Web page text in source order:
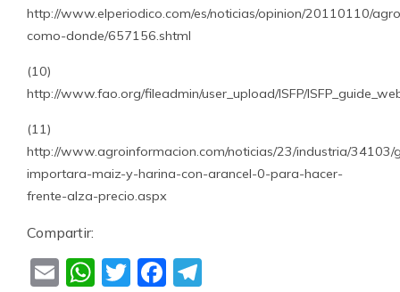
http://www.elperiodico.com/es/noticias/opinion/20110110/
como-donde/657156.shtml
(10)
http://www.fao.org/fileadmin/user_upload/ISFP/
(11)
http://www.agroinformacion.com/noticias/23/industria/34103/
importara-maiz-y-harina-con-arancel-0-para-hacer-
frente-alza-precio.aspx
Compartir:
EmailWhatsApp
TwitterFacebook